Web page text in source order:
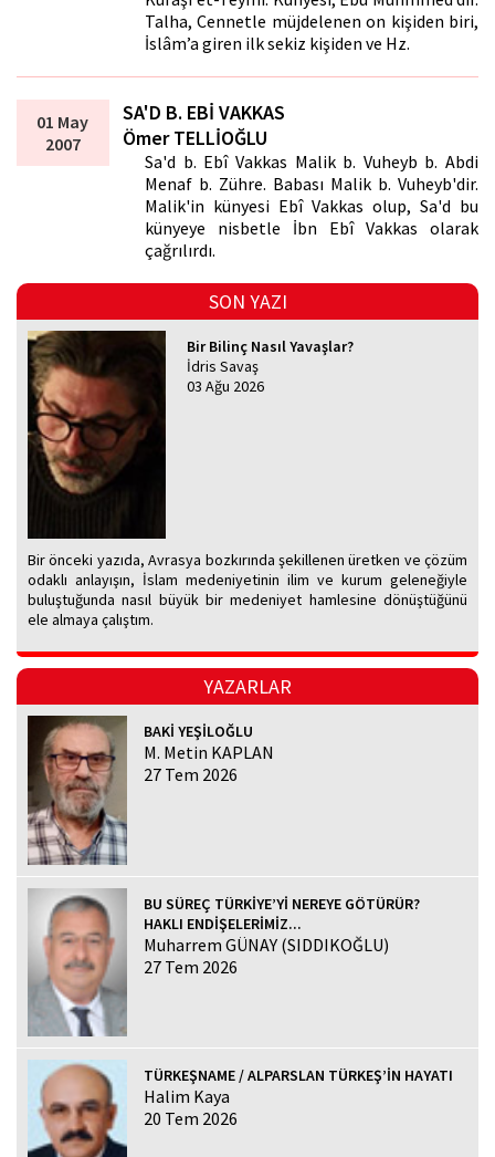
Talha, Cennetle müjdelenen on kişiden biri,
İslâm’a giren ilk sekiz kişiden ve Hz.
01 May
2007
SA'D B. EBİ VAKKAS
Ömer TELLİOĞLU
Sa'd b. Ebî Vakkas Malik b. Vuheyb b. Abdi
Menaf b. Zühre. Babası Malik b. Vuheyb'dir.
Malik'in künyesi Ebî Vakkas olup, Sa'd bu
künyeye nisbetle İbn Ebî Vakkas olarak
çağrılırdı.
SON YAZI
Bir Bilinç Nasıl Yavaşlar?
İdris Savaş
03 Ağu 2026
Bir önceki yazıda, Avrasya bozkırında şekillenen üretken ve çözüm
odaklı anlayışın, İslam medeniyetinin ilim ve kurum geleneğiyle
buluştuğunda nasıl büyük bir medeniyet hamlesine dönüştüğünü
ele almaya çalıştım.
YAZARLAR
BAKİ YEŞİLOĞLU
M. Metin KAPLAN
27 Tem 2026
BU SÜREÇ TÜRKİYE’Yİ NEREYE GÖTÜRÜR?
HAKLI ENDİŞELERİMİZ...
Muharrem GÜNAY (SIDDIKOĞLU)
27 Tem 2026
TÜRKEŞNAME / ALPARSLAN TÜRKEŞ’İN HAYATI
Halim Kaya
20 Tem 2026